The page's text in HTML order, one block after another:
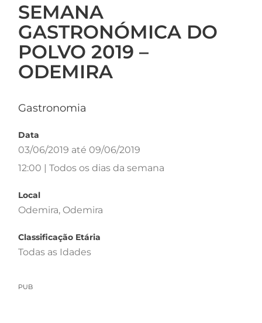
SEMANA
GASTRONÓMICA DO
POLVO 2019 –
ODEMIRA
Gastronomia
Data
03/06/2019 até 09/06/2019
12:00 | Todos os dias da semana
Local
Odemira, Odemira
Classificação Etária
Todas as Idades
PUB